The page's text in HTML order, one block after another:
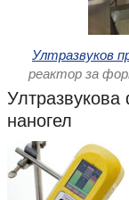
Ултразвуков
реактор за
наногел